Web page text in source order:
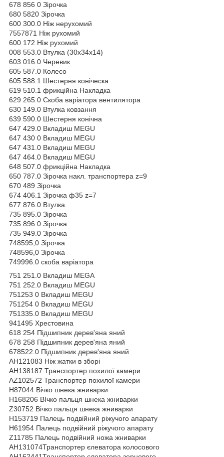
678 856 0 Зірочка
680 5820 Зірочка
600 300.0 Ніж нерухомий
7557871 Ніж рухомий
600 172 Ніж рухомий
008 553.0 Втулка (30х34х14)
603 016.0 Черевик
605 587.0 Колесо
605 588.1 Шестерня коніческа
619 510.1 фрикційна Накладка
629 265.0 Скоба варіатора вентилятора
630 149.0 Втулка ковзання
639 590.0 Шестерня конічна
647 429.0 Вкладиш MEGU
647 430 0 Вкладиш MEGU
647 431.0 Вкладиш MEGU
647 464.0 Вкладиш MЕGU
648 507.0 фрикційна Накладка
650 787.0 Зірочка накл. транспортера z=9
670 489 Зірочка
674 406.1 Зірочка ф35 z=7
677 876.0 Втулка
735 895.0 Зірочка
735 896.0 Зірочка
735 949.0 Зірочка
748595,0 Зірочка
748596,0 Зірочка
749996.0 скоба варіатора
751 251.0 Вкладиш MEGA
751 252.0 Вкладиш MEGU
751253 0 Вкладиш MEGU
751254 0 Вкладиш MEGU
751335.0 Вкладиш MEGU
941495 Хрестовина
618 254 Підшипник дерев'яна яний
678 258 Підшипник дерев'яна яний
678522.0 Підшипник дерев'яна яний
АН121083 Ніж жатки в зборі
АН138187 Транспортер похилої камери
АZ102572 Транспортер похилої камери
Н87044 Вічко шнека жниварки
Н168206 ВІчко пальця шнека жниварки
Z30752 Вічко пальця шнека жниварки
Н153719 Палець подвійний ріжучого апарату
Н61954 Палець подвійний ріжучого апарату
Z11785 Палець подвійний ножа жниварки
АН131074Транспортер єлеватора колосового